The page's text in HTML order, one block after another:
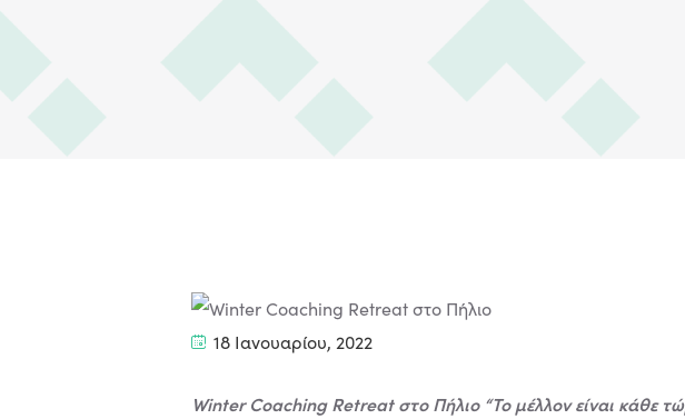
18 Ιανουαρίου, 2022
Winter Coaching Retreat στο Πήλιο “Το μέλλον είναι κάθε